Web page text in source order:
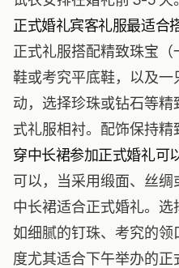
正式婚礼宾客礼服最适合
正式礼服搭配精致珠宝
鞋或考究平底鞋，以及
动，选择珍珠或钻石等
式礼服相衬。配饰保持精
穿中长裙参加正式婚礼可
可以，当采用缎面、丝绸
中长裙适合正式婚礼。选
如细腻的钉珠、考究的
度尤其适合下午举办的正